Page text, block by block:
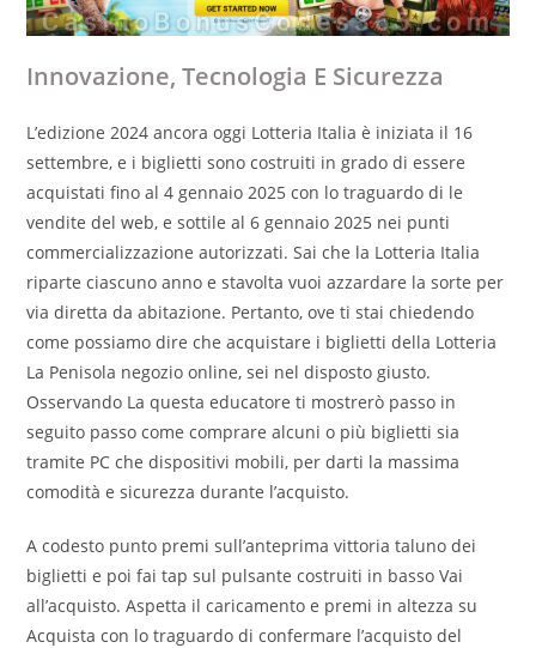
Innovazione, Tecnologia E Sicurezza
L’edizione 2024 ancora oggi Lotteria Italia è iniziata il 16
settembre, e i biglietti sono costruiti in grado di essere
acquistati fino al 4 gennaio 2025 con lo traguardo di le
vendite del web, e sottile al 6 gennaio 2025 nei punti
commercializzazione autorizzati. Sai che la Lotteria Italia
riparte ciascuno anno e stavolta vuoi azzardare la sorte per
via diretta da abitazione. Pertanto, ove ti stai chiedendo
come possiamo dire che acquistare i biglietti della Lotteria
La Penisola negozio online, sei nel disposto giusto.
Osservando La questa educatore ti mostrerò passo in
seguito passo come comprare alcuni o più biglietti sia
tramite PC che dispositivi mobili, per darti la massima
comodità e sicurezza durante l’acquisto.
A codesto punto premi sull’anteprima vittoria taluno dei
biglietti e poi fai tap sul pulsante costruiti in basso Vai
all’acquisto. Aspetta il caricamento e premi in altezza su
Acquista con lo traguardo di confermare l’acquisto del